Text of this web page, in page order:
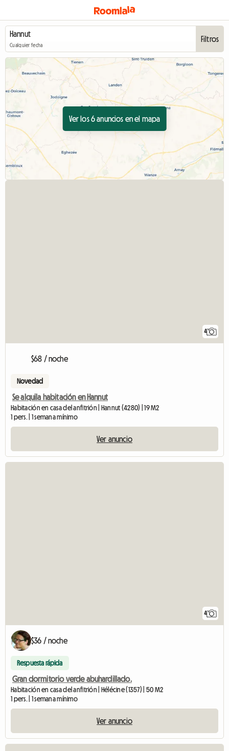
Cualquier fecha
Filtros
Ver los 6 anuncios en el mapa
4
$68 / noche
Novedad
Se alquila habitación en Hannut
Habitación en casa del anfitrión | Hannut (4280) | 19 M2
1 pers. | 1 semana mínimo
Ver anuncio
4
$36 / noche
Respuesta rápida
Gran dormitorio verde abuhardillado.
Habitación en casa del anfitrión | Hélécine (1357) | 50 M2
1 pers. | 1 semana mínimo
Ver anuncio